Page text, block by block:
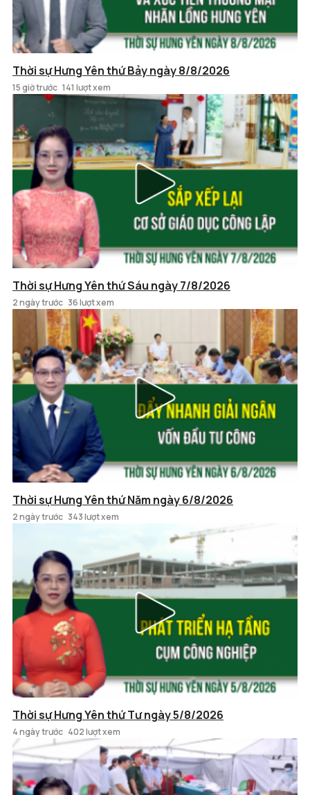
Thời sự Hưng Yên thứ Bảy ngày 8/8/2026
15 giờ trước 141 lượt xem
Thời sự Hưng Yên thứ Sáu ngày 7/8/2026
2 ngày trước 36 lượt xem
Thời sự Hưng Yên thứ Năm ngày 6/8/2026
2 ngày trước 343 lượt xem
Thời sự Hưng Yên thứ Tư ngày 5/8/2026
4 ngày trước 402 lượt xem